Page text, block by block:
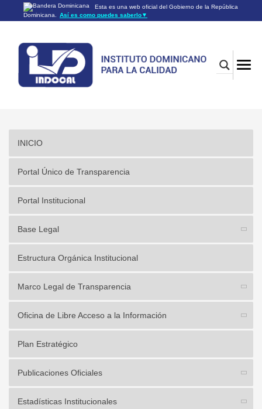
Esta es una web oficial del Gobierno de la República
Dominicana.
Así es como puedes saberlo▼
Los sitios web oficiales utilizan .gob.do o .gov.do
Los sitios web oficiales .gob.do o .gov.do seguros utilizan
HTTPS
Un candado (🔒) o
https://
significa que estás conectado a un
sitio seguro dentro de .gob.do o .gov.do. Comparte información
confidencial sólo en los sitios seguros de .gob.do o .gov.do.
INICIO
Portal Único de Transparencia
Portal Institucional
Base Legal
Estructura Orgánica Institucional
Marco Legal de Transparencia
Oficina de Libre Acceso a la Información
Plan Estratégico
Publicaciones Oficiales
Estadísticas Institucionales